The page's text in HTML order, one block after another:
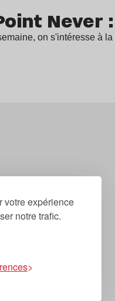
votre expérience
notre trafic.
on s'intéresse à